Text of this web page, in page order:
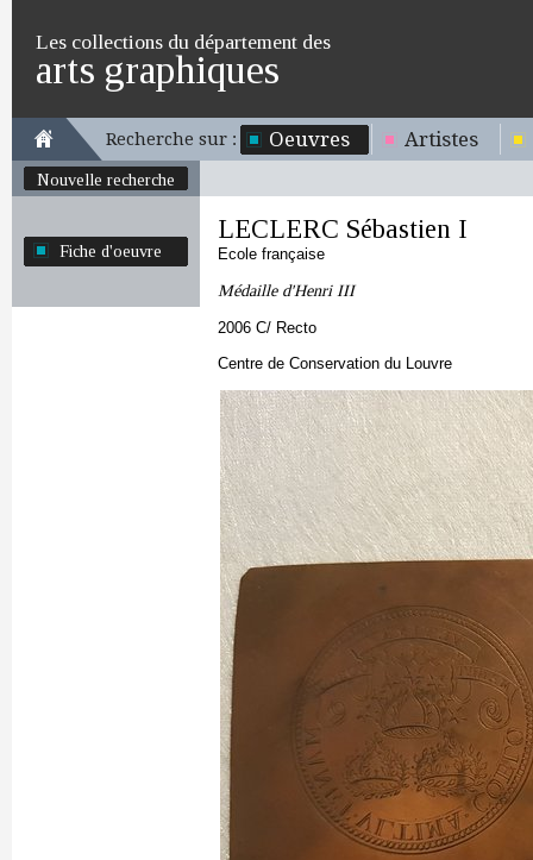
Les collections du département des
arts graphiques
Recherche sur : Oeuvres Artistes
Nouvelle recherche
Fiche d'oeuvre
LECLERC Sébastien I
Ecole française
Médaille d'Henri III
2006 C/ Recto
Centre de Conservation du Louvre